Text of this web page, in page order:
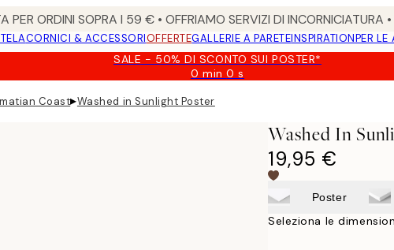
PER ORDINI SOPRA I 59 € • OFFRIAMO SERVIZI DI
CORNICI & ACCESSORIOFFERTEGALLERIE A PARETEINSPIRATIONPER LE
SALE - 50% DI SCONTO SUI POSTER*
0 min0 s
Valido
Coast▸Washed in Sunlight Poster
Washed In
19,95 €
Poster
Seleziona le